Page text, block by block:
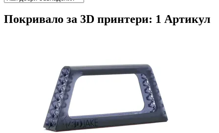
Покривало за 3D принтери: 1 Артикул